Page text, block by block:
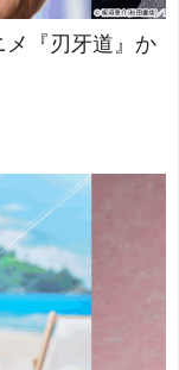
『刃牙道』か